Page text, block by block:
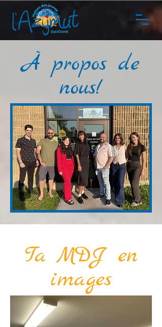
À propos de
nous!
Ta MDJ en
images